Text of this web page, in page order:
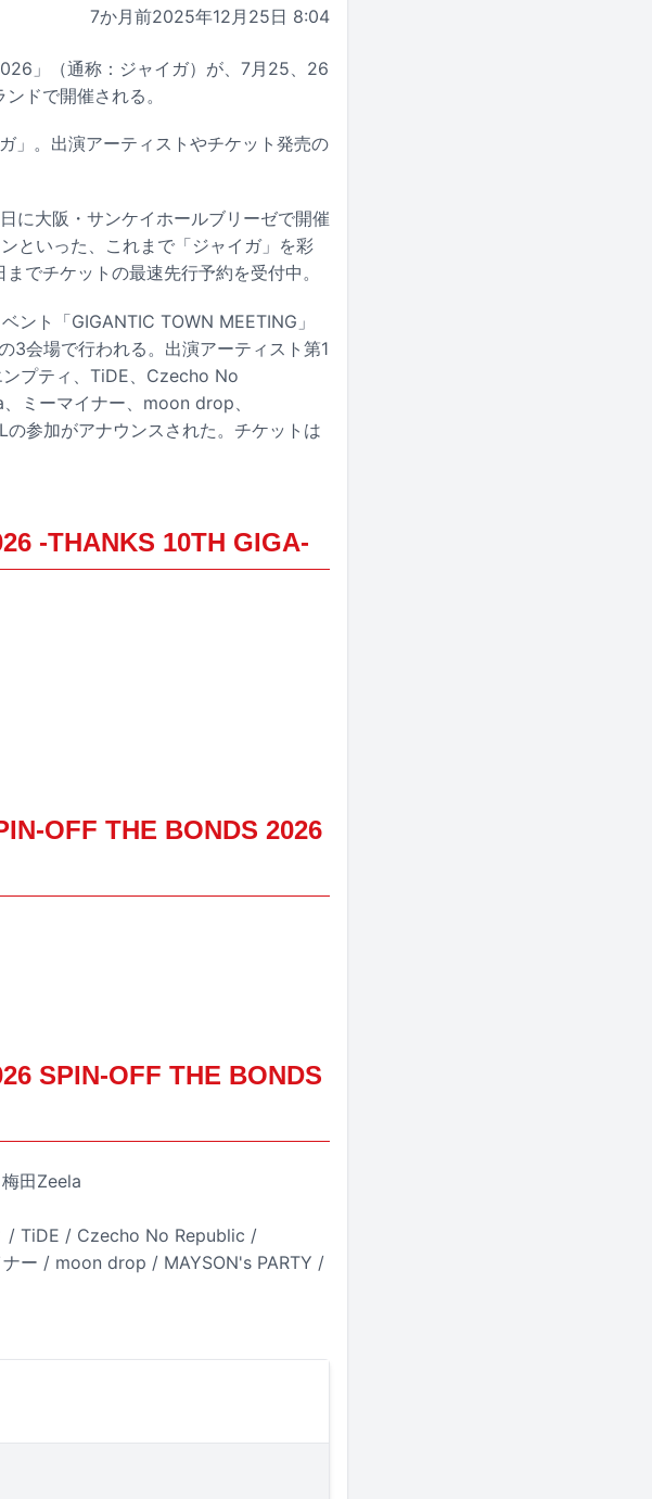
7か月前2025年12月25日 8:04
」（通称：ジャイガ）が、7月25、26
ドで開催される。
」。出演アーティストやチケット発売の
に大阪・サンケイホールブリーゼで開催
といった、これまで「ジャイガ」を彩
でチケットの最速先行予約を受付中。
ント「GIGANTIC TOWN MEETING」
3会場で行われる。出演アーティスト第1
プティ、TiDE、Czecho No
ミーマイナー、moon drop、
参加がアナウンスされた。チケットは
-THANKS 10TH GIGA-
OFF THE BONDS 2026
SPIN-OFF THE BONDS
田Zeela
/ TiDE / Czecho No Republic /
ー / moon drop / MAYSON's PARTY /